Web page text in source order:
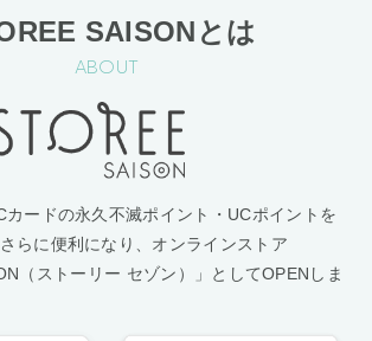
SAISONとは
ABOUT
カードの永久不滅ポイント・UCポイントを
らに便利になり、オンラインストア
（ストーリー セゾン）」としてOPENしま